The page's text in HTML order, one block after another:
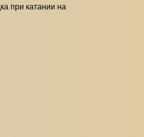
при катании на